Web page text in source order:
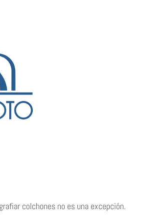
colchones no es una excepción.